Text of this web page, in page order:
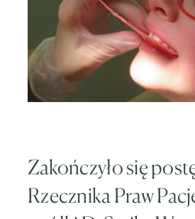
Zakończyło się
Rzecznika Praw